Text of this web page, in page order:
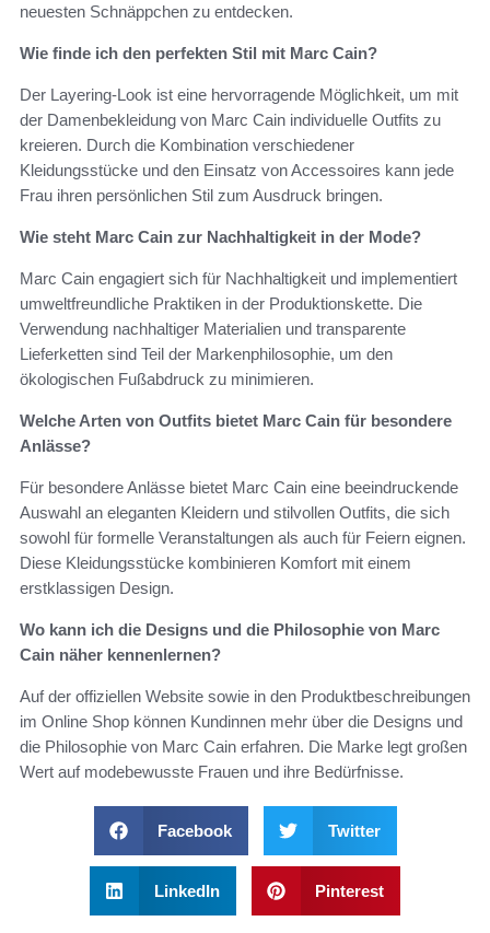
neuesten Schnäppchen zu entdecken.
Wie finde ich den perfekten Stil mit Marc Cain?
Der Layering-Look ist eine hervorragende Möglichkeit, um mit
der Damenbekleidung von Marc Cain individuelle Outfits zu
kreieren. Durch die Kombination verschiedener
Kleidungsstücke und den Einsatz von Accessoires kann jede
Frau ihren persönlichen Stil zum Ausdruck bringen.
Wie steht Marc Cain zur Nachhaltigkeit in der Mode?
Marc Cain engagiert sich für Nachhaltigkeit und implementiert
umweltfreundliche Praktiken in der Produktionskette. Die
Verwendung nachhaltiger Materialien und transparente
Lieferketten sind Teil der Markenphilosophie, um den
ökologischen Fußabdruck zu minimieren.
Welche Arten von Outfits bietet Marc Cain für besondere
Anlässe?
Für besondere Anlässe bietet Marc Cain eine beeindruckende
Auswahl an eleganten Kleidern und stilvollen Outfits, die sich
sowohl für formelle Veranstaltungen als auch für Feiern eignen.
Diese Kleidungsstücke kombinieren Komfort mit einem
erstklassigen Design.
Wo kann ich die Designs und die Philosophie von Marc
Cain näher kennenlernen?
Auf der offiziellen Website sowie in den Produktbeschreibungen
im Online Shop können Kundinnen mehr über die Designs und
die Philosophie von Marc Cain erfahren. Die Marke legt großen
Wert auf modebewusste Frauen und ihre Bedürfnisse.
Facebook Twitter
LinkedIn Pinterest